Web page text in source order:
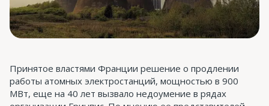
Принятое властями Франции решение о продлении
работы атомных электростанций, мощностью в 900
МВт, еще на 40 лет вызвало недоумение в рядах